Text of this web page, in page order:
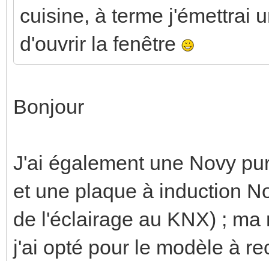
cuisine, à terme j'émettrai
d'ouvrir la fenêtre
Bonjour
J'ai également une Novy
et une plaque à induction
de l'éclairage au KNX) ;
j'ai opté pour le modèle à